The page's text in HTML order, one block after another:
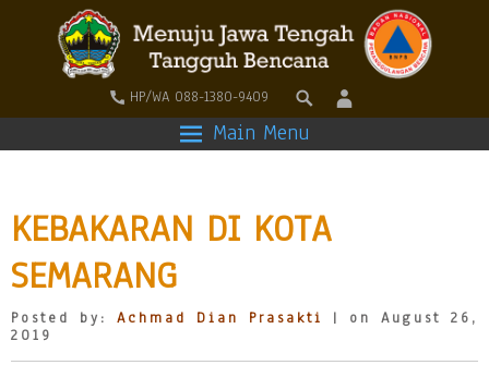
HP/WA 088-1380-9409
Main Menu
KEBAKARAN DI KOTA
SEMARANG
Posted by: Achmad Dian Prasakti
| on August 26,
2019